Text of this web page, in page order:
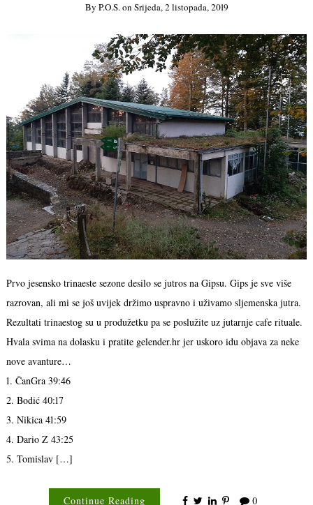
By P.o.s.on Srijeda, 2 listopada, 2019
Prvo jesensko trinaeste sezone desilo se jutros na Gipsu. Gips je sve više
razrovan, ali mi se još uvijek držimo uspravno i uživamo sljemenska jutra.
Rezultati trinaestog su u produžetku pa se poslužite uz jutarnje cafe rituale.
Hvala svima na dolasku i pratite gelender.hr jer uskoro idu objava za neke
nove avanture…
1. ČanGra 39:46
2. Bodić 40:17
3. Nikica 41:59
4. Dario Z 43:25
5. Tomislav […]
Continue Reading 0